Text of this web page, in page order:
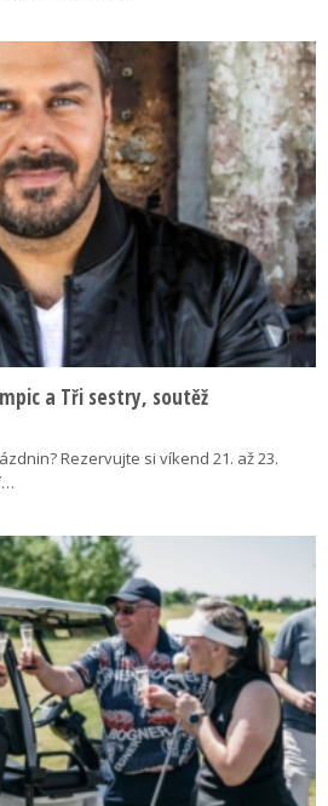
a Tři sestry, soutěž
Rezervujte si víkend 21. až 23.